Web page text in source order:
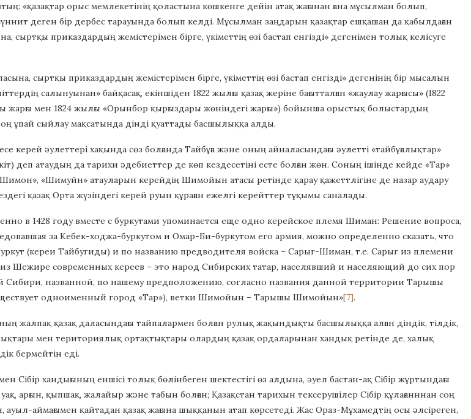
«қазақтар орыс мемлекетінің қоластына көшкенге дейін атақ жағынан ғана мұсылман болып,
деген бір дербес тарауында болып келді. Мұсылман заңдарын қазақтар ешқашан да қабылдаған
сыртқы приказдардың жемістерімен бірге, үкіметтің өзі бастап енгізді» дегенімен толық келісуге
сыртқы приказдардың жемістерімен бірге, үкіметтің өзі бастап енгізді» дегенінің бір мысалын
салынуынан» байқасақ, екіншіден 1822 жылғы қазақ жеріне бағытталған «жаулау жарғысы» (1822
жарғы мен 1824 жылғы «Орынбор қырғыздары жөніндегі жарғы») бойынша орыстық болыстардың
оң ұпай сыйлау мақсатында дінді қуаттады басшылыққа алды.
керей әулеттері хақында сөз болғанда Тайбұға және оның айналасындағы әулетті «тайбұғалықтар»
деп атаудың да тарихи әдебиеттер де көп кездесетіні есте болған жөн. Соның ішінде кейде «Тар»
«Шимуйн» атауларын керейдің Шимойын атасы ретінде қарау қажеттлігіне де назар аудару
қазақ Орта жүзіндегі керей руын құраған ежелгі керейттер тұқымы саналады.
в 1428 году вместе с буркутами упоминается еще одно керейское племя Шиман: Решение вопроса,
за Кебек-ходжа-буркутом и Омар-Би-буркутом его армия, можно определенно сказать, что
(кереи Тайбугиды) и по названию предводителя войска – Сарыг-Шиман, т.е. Сарыг из племени
Шежире современных кереев – это народ Сибирских татар, населявший и населяющий до сих пор
названной, по нашему предположению, согласно названия данной территории Тарышы
одноименный город «Тар»), ветки Шимойын – Тарышы Шимойын»[7].
жалпақ қазақ даласындағы тайпалармен болған рулық жақындықты басшылыққа алған діндік, тілдік,
мен териториялық ортақтықтары олардың қазақ ордаларынан хандық ретінде де, халық
бермейтін еді.
Сібір хандығының еншісі толық бөлінбеген шектестігі өз алдына, әуел бастан-ақ Сібір жұртындағы
уақ, арғын, қыпшақ, жалайыр және табын болған; Қазақстан тарихын тексерушілер Сібір құлағанннан соң
аймағымен қайтадан қазақ жағына шыққанын атап көрсетеді. Жас Ораз-Мұхамедтің осы әлсіреген,